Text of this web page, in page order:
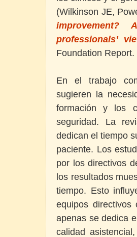
(Wilkinson JE,
professionals’
Foundation Report.
En el trabajo
sugieren la
formación y los
seguridad. La
dedican el tiempo
paciente. Los
por los directivos
los resultados
tiempo. Esto
equipos
apenas se dedica
calidad